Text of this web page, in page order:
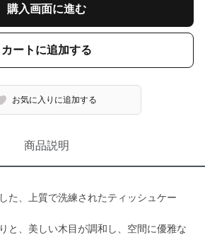
購入画面に進む
カートに追加する
お気に入りに追加する
商品説明
た、上質で洗練されたティッシュケー
と、美しい木目が調和し、空間に優雅な